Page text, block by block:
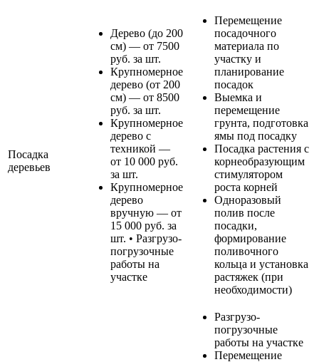
Посадка
деревьев
Дерево (до 200
см) — от 7500
руб. за шт.
Крупномерное
дерево (от 200
см) — от 8500
руб. за шт.
Крупномерное
дерево с
техникой —
от 10 000 руб.
за шт.
Крупномерное
дерево
вручную — от
15 000 руб. за
шт. • Разгрузо-
погрузочные
работы на
участке
Перемещение
посадочного
материала по
участку и
планирование
посадок
Выемка и
перемещение
грунта, подготовка
ямы под посадку
Посадка растения с
корнеобразующим
стимулятором
роста корней
Одноразовый
полив после
посадки,
формирование
поливочного
кольца и установка
растяжек (при
необходимости)
Разгрузо-
погрузочные
работы на участке
Перемещение